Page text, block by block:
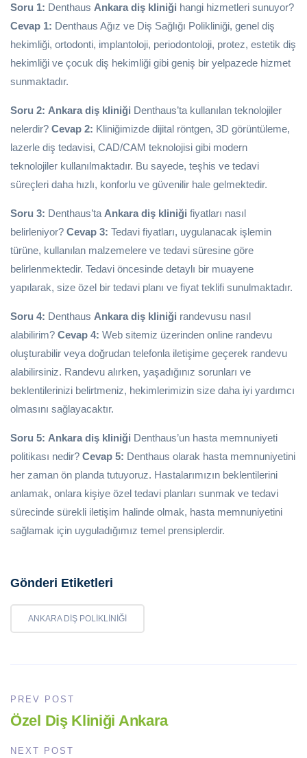
Soru 1: Denthaus Ankara diş kliniği hangi hizmetleri sunuyor?
Cevap 1: Denthaus Ağız ve Diş Sağlığı Polikliniği, genel diş
hekimliği, ortodonti, implantoloji, periodontoloji, protez, estetik diş
hekimliği ve çocuk diş hekimliği gibi geniş bir yelpazede hizmet
sunmaktadır.
Soru 2: Ankara diş kliniği Denthaus’ta kullanılan teknolojiler
nelerdir? Cevap 2: Kliniğimizde dijital röntgen, 3D görüntüleme,
lazerle diş tedavisi, CAD/CAM teknolojisi gibi modern
teknolojiler kullanılmaktadır. Bu sayede, teşhis ve tedavi
süreçleri daha hızlı, konforlu ve güvenilir hale gelmektedir.
Soru 3: Denthaus’ta Ankara diş kliniği fiyatları nasıl
belirleniyor? Cevap 3: Tedavi fiyatları, uygulanacak işlemin
türüne, kullanılan malzemelere ve tedavi süresine göre
belirlenmektedir. Tedavi öncesinde detaylı bir muayene
yapılarak, size özel bir tedavi planı ve fiyat teklifi sunulmaktadır.
Soru 4: Denthaus Ankara diş kliniği randevusu nasıl
alabilirim? Cevap 4: Web sitemiz üzerinden online randevu
oluşturabilir veya doğrudan telefonla iletişime geçerek randevu
alabilirsiniz. Randevu alırken, yaşadığınız sorunları ve
beklentilerinizi belirtmeniz, hekimlerimizin size daha iyi yardımcı
olmasını sağlayacaktır.
Soru 5: Ankara diş kliniği Denthaus’un hasta memnuniyeti
politikası nedir? Cevap 5: Denthaus olarak hasta memnuniyetini
her zaman ön planda tutuyoruz. Hastalarımızın beklentilerini
anlamak, onlara kişiye özel tedavi planları sunmak ve tedavi
sürecinde sürekli iletişim halinde olmak, hasta memnuniyetini
sağlamak için uyguladığımız temel prensiplerdir.
Gönderi Etiketleri
ANKARA DIŞ POLIKLINIĞI
PREV POST
Özel Diş Kliniği Ankara
NEXT POST